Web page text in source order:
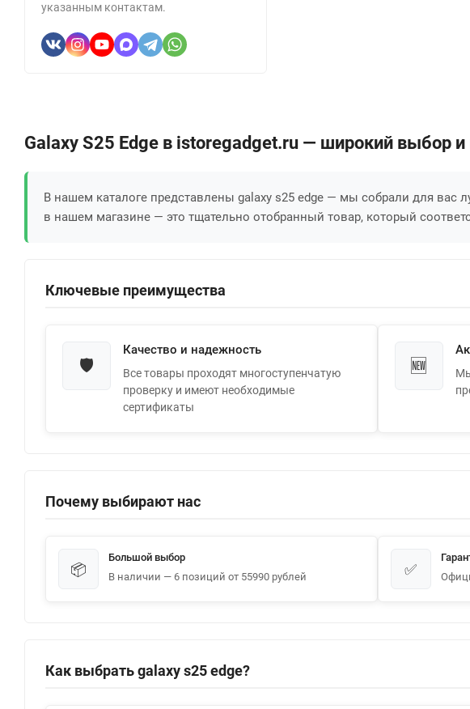
указанным контактам.
Galaxy S25 Edge в istoregadget.ru — широкий выбор
В нашем каталоге представлены galaxy s25 edge — мы собрали для
в нашем магазине — это тщательно отобранный товар, который
Ключевые преимущества
🛡️
Качество и надежность
Все товары проходят многоступенчатую
проверку и имеют необходимые
сертификаты
🆕
Почему выбирают нас
📦
Большой выбор
В наличии — 6 позиций от 55990 рублей
✅
Как выбрать galaxy s25 edge?